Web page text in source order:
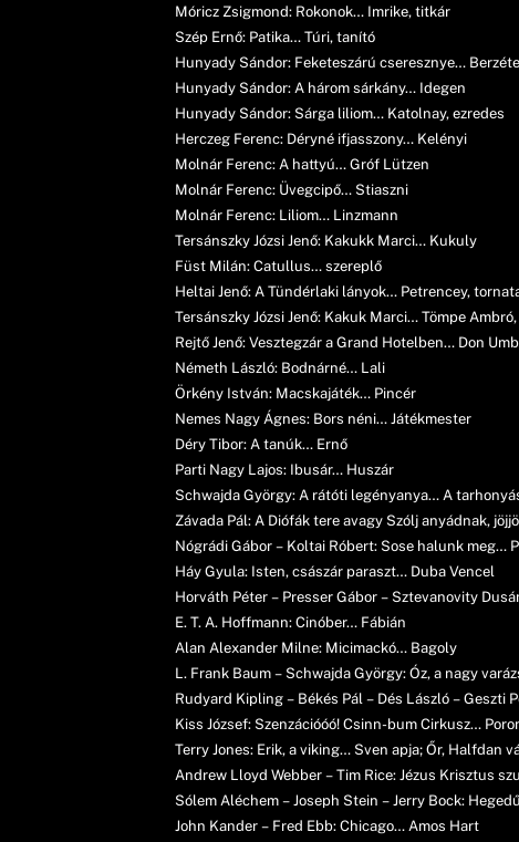
Móricz Zsigmond: Rokonok… Imrike, titkár
Szép Ernő: Patika… Túri, tanító
Hunyady Sándor: Feketeszárú cseresznye…
Hunyady Sándor: A három sárkány… Idegen
Hunyady Sándor: Sárga liliom… Katolnay, ezredes
Herczeg Ferenc: Déryné ifjasszony… Kelényi
Molnár Ferenc: A hattyú… Gróf Lützen
Molnár Ferenc: Üvegcipő… Stiaszni
Molnár Ferenc: Liliom… Linzmann
Tersánszky Józsi Jenő: Kakukk Marci… Kukuly
Füst Milán: Catullus… szereplő
Heltai Jenő: A Tündérlaki lányok… Petrencey,
Tersánszky Józsi Jenő: Kakuk Marci… Tömpe
Rejtő Jenő: Vesztegzár a Grand Hotelben… Don
Németh László: Bodnárné… Lali
Örkény István: Macskajáték… Pincér
Nemes Nagy Ágnes: Bors néni… Játékmester
Déry Tibor: A tanúk… Ernő
Parti Nagy Lajos: Ibusár… Huszár
Schwajda György: A rátóti legényanya… A
Závada Pál: A Diófák tere avagy Szólj anyádnak,
Nógrádi Gábor – Koltai Róbert: Sose halunk meg…
Háy Gyula: Isten, császár paraszt… Duba Vencel
Horváth Péter – Presser Gábor – Sztevanovity
E. T. A. Hoffmann: Cinóber… Fábián
Alan Alexander Milne: Micimackó… Bagoly
L. Frank Baum – Schwajda György: Óz, a nagy
Rudyard Kipling – Békés Pál – Dés László – Geszti
Kiss József: Szenzációóó! Csinn-bum Cirkusz…
Terry Jones: Erik, a viking… Sven apja; Őr, Halfdan
Andrew Lloyd Webber – Tim Rice: Jézus Krisztus
Sólem Aléchem – Joseph Stein – Jerry Bock:
John Kander – Fred Ebb: Chicago… Amos Hart